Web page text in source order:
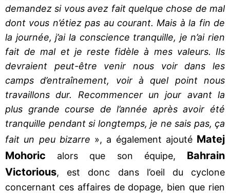
demandez si vous avez fait quelque chose de mal
dont vous n’étiez pas au courant. Mais à la fin de
la journée, j’ai la conscience tranquille, je n’ai rien
fait de mal et je reste fidèle à mes valeurs. Ils
devraient peut-être venir nous voir dans les
camps d’entraînement, voir à quel point nous
travaillons dur. Recommencer un jour avant la
plus grande course de l’année après avoir été
tranquille pendant si longtemps, je ne sais pas, ça
fait un peu bizarre », a également ajouté Matej
Mohoric alors que son équipe, Bahrain
Victorious, est donc dans l’oeil du cyclone
concernant ces affaires de dopage, bien que rien